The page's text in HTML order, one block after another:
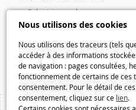
Nous utilisons des cookies
Nous utilisons des traceurs (tels
accéder à des informations
de navigation : pages consultées,
fonctionnement de certains de ces
consentement. Pour le détail de
consentement, cliquez sur ce lien.
Galaxiejouets.be
Galaxiespielzeug.be
Speelgoedmelkweg.be
Macway.com